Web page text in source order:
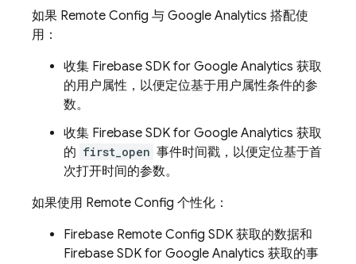
如果 Remote Config 与 Google Analytics 搭配使
用：
收集 Firebase SDK for Google Analytics 获取
的用户属性，以便定位基于用户属性条件的参
数。
收集 Firebase SDK for Google Analytics 获取
的 first_open 事件时间戳，以便定位基于首
次打开时间的参数。
如果使用 Remote Config 个性化：
Firebase Remote Config SDK 获取的数据和
Firebase SDK for Google Analytics 获取的事